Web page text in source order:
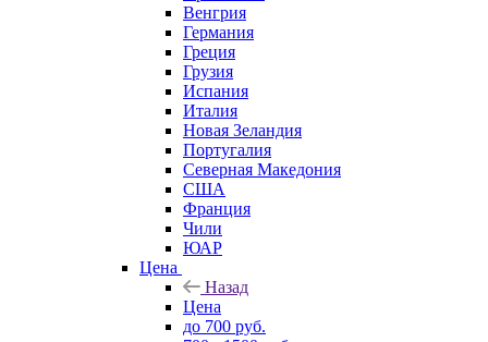
Венгрия
Германия
Греция
Грузия
Испания
Италия
Новая Зеландия
Португалия
Северная Македония
США
Франция
Чили
ЮАР
Цена
Назад
Цена
до 700 руб.